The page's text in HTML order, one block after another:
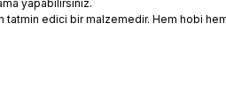
yapabilirsiniz.
edici bir malzemedir. Hem hobi